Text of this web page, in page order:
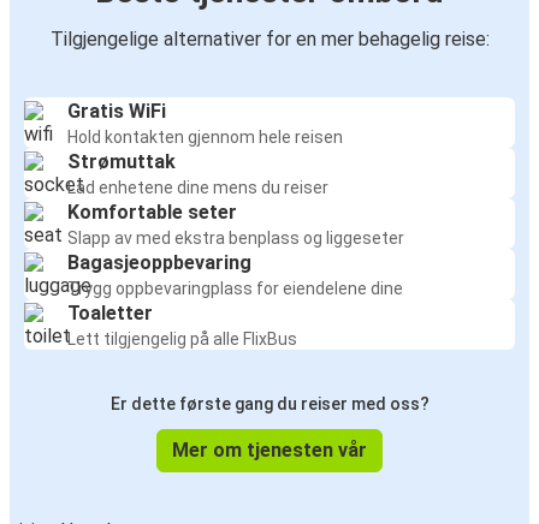
Tilgjengelige alternativer for en mer behagelig reise:
Gratis WiFi
Hold kontakten gjennom hele reisen
Strømuttak
Lad enhetene dine mens du reiser
Komfortable seter
Slapp av med ekstra benplass og liggeseter
Bagasjeoppbevaring
Trygg oppbevaringplass for eiendelene dine
Toaletter
Lett tilgjengelig på alle FlixBus
Er dette første gang du reiser med oss?
Mer om tjenesten vår